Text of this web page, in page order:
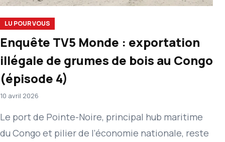
LU POUR VOUS
Enquête TV5 Monde : exportation
illégale de grumes de bois au Congo
(épisode 4)
10 avril 2026
Le port de Pointe-Noire, principal hub maritime
du Congo et pilier de l’économie nationale, reste